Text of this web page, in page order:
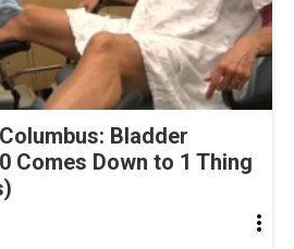
Bladder
Comes Down to 1 Thing